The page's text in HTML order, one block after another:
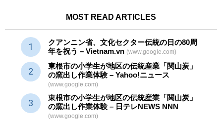
MOST READ ARTICLES
クアンニン省、文化セクター伝統の日の80周
年を祝う – Vietnam.vn (www.google.com)
東根市の小学生が地区の伝統産業 「関山炭」
の窯出し作業体験 – Yahoo!ニュース
(www.google.com)
東根市の小学生が地区の伝統産業 「関山炭」
の窯出し作業体験 – 日テレNEWS NNN
(www.google.com)